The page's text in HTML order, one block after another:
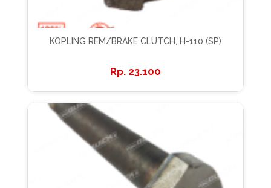
KOPLING REM/BRAKE CLUTCH, H-110 (SP)
23.100